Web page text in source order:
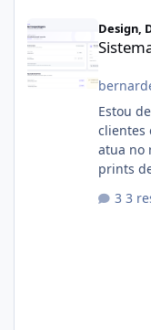
Design,
Estou
clientes
atua no
prints
com
3